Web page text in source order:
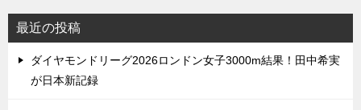
最近の投稿
ダイヤモンドリーグ2026ロンドン女子3000m結果！田中希実
が日本新記録